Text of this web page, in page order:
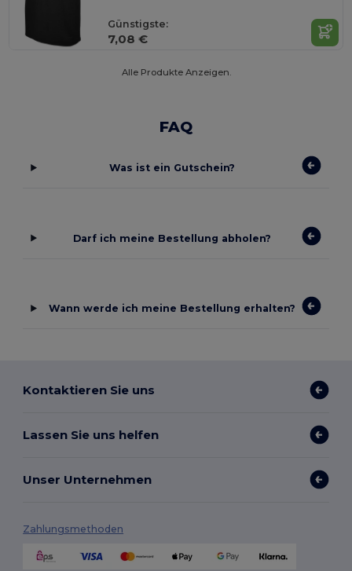
Günstigste:
7,08 €
Alle Produkte Anzeigen.
FAQ
Was ist ein Gutschein?
Darf ich meine Bestellung abholen?
Wann werde ich meine Bestellung erhalten?
Kontaktieren Sie uns
Lassen Sie uns helfen
Unser Unternehmen
Zahlungsmethoden